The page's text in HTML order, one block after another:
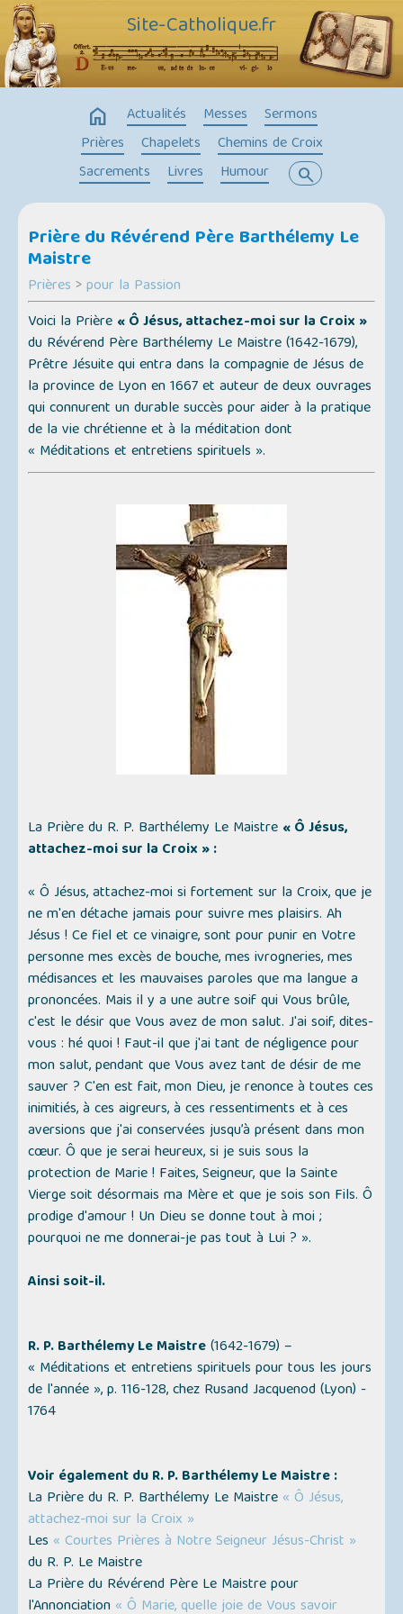
Site-Catholique.fr
home Actualités Messes
Sermons
Prières
Chapelets
Chemins de Croix
Sacrements
Livres Humour search
Prière du Révérend Père Barthélemy Le
Maistre
Prières >pour la Passion
Voici la Prière « Ô Jésus, attachez-moi sur la Croix »
du Révérend Père Barthélemy Le Maistre (1642-1679),
Prêtre Jésuite qui entra dans la compagnie de Jésus de
la province de Lyon en 1667 et auteur de deux ouvrages
qui connurent un durable succès pour aider à la pratique
de la vie chrétienne et à la méditation dont
« Méditations et entretiens spirituels ».
La Prière du R. P. Barthélemy Le Maistre « Ô Jésus,
attachez-moi sur la Croix » :
« Ô Jésus, attachez-moi si fortement sur la Croix, que je
ne m'en détache jamais pour suivre mes plaisirs. Ah
Jésus ! Ce fiel et ce vinaigre, sont pour punir en Votre
personne mes excès de bouche, mes ivrogneries, mes
médisances et les mauvaises paroles que ma langue a
prononcées. Mais il y a une autre soif qui Vous brûle,
c'est le désir que Vous avez de mon salut. J'ai soif, dites-
vous : hé quoi ! Faut-il que j'ai tant de négligence pour
mon salut, pendant que Vous avez tant de désir de me
sauver ? C'en est fait, mon Dieu, je renonce à toutes ces
inimitiés, à ces aigreurs, à ces ressentiments et à ces
aversions que j'ai conservées jusqu’à présent dans mon
cœur. Ô que je serai heureux, si je suis sous la
protection de Marie ! Faites, Seigneur, que la Sainte
Vierge soit désormais ma Mère et que je sois son Fils. Ô
prodige d'amour ! Un Dieu se donne tout à moi ;
pourquoi ne me donnerai-je pas tout à Lui ? ».
Ainsi soit-il.
R. P. Barthélemy Le Maistre(1642-1679) –
« Méditations et entretiens spirituels pour tous les jours
de l'année »,p. 116-128, chez ‎Rusand Jacquenod (Lyon) -
1764
Voir également du R. P. Barthélemy Le Maistre :
La Prière du R. P. Barthélemy Le Maistre « Ô Jésus,
attachez-moi sur la Croix »
Les « Courtes Prières à Notre Seigneur Jésus-Christ »
du R. P. Le Maistre
La Prière du Révérend Père Le Maistre pour
l'Annonciation « Ô Marie, quelle joie de Vous savoir